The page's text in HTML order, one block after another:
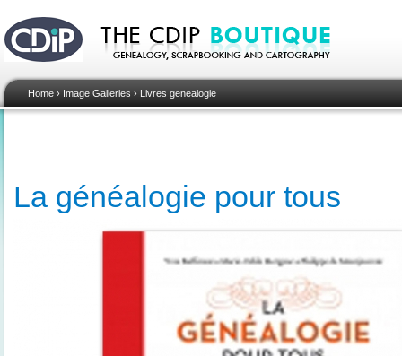
Home › Image Galleries › Livres genealogie
La généalogie pour tous